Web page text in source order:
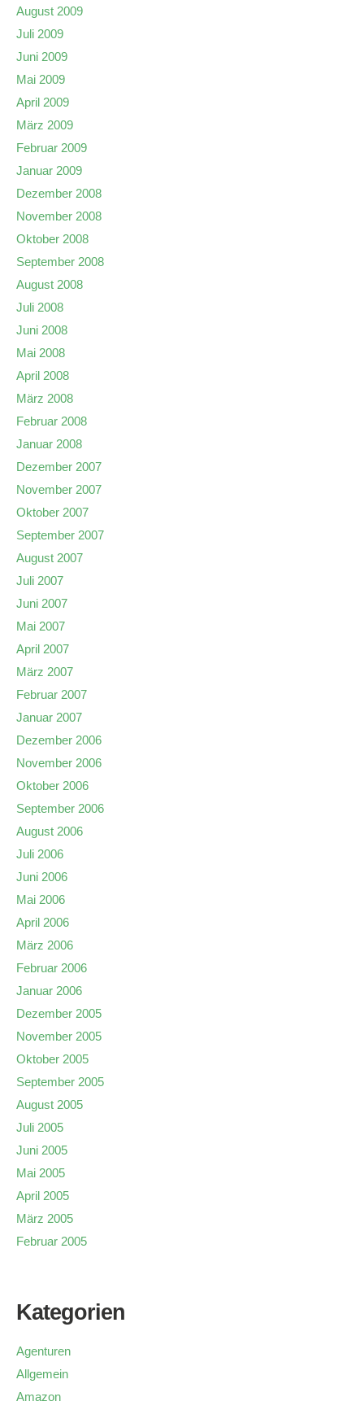
August 2009
Juli 2009
Juni 2009
Mai 2009
April 2009
März 2009
Februar 2009
Januar 2009
Dezember 2008
November 2008
Oktober 2008
September 2008
August 2008
Juli 2008
Juni 2008
Mai 2008
April 2008
März 2008
Februar 2008
Januar 2008
Dezember 2007
November 2007
Oktober 2007
September 2007
August 2007
Juli 2007
Juni 2007
Mai 2007
April 2007
März 2007
Februar 2007
Januar 2007
Dezember 2006
November 2006
Oktober 2006
September 2006
August 2006
Juli 2006
Juni 2006
Mai 2006
April 2006
März 2006
Februar 2006
Januar 2006
Dezember 2005
November 2005
Oktober 2005
September 2005
August 2005
Juli 2005
Juni 2005
Mai 2005
April 2005
März 2005
Februar 2005
Kategorien
Agenturen
Allgemein
Amazon